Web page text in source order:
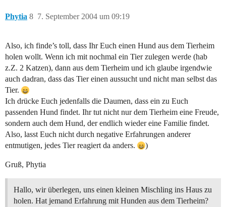
Phytia 7. September 2004 um 09:19
8
Also, ich finde’s toll, dass Ihr Euch einen Hund aus dem Tierheim
holen wollt. Wenn ich mit nochmal ein Tier zulegen werde (hab
z.Z. 2 Katzen), dann aus dem Tierheim und ich glaube irgendwie
auch dadran, dass das Tier einen aussucht und nicht man selbst das
Tier.
Ich drücke Euch jedenfalls die Daumen, dass ein zu Euch
passenden Hund findet. Ihr tut nicht nur dem Tierheim eine Freude,
sondern auch dem Hund, der endlich wieder eine Familie findet.
Also, lasst Euch nicht durch negative Erfahrungen anderer
entmutigen, jedes Tier reagiert da anders.
)
Gruß, Phytia
Hallo, wir überlegen, uns einen kleinen Mischling ins Haus zu
holen. Hat jemand Erfahrung mit Hunden aus dem Tierheim?